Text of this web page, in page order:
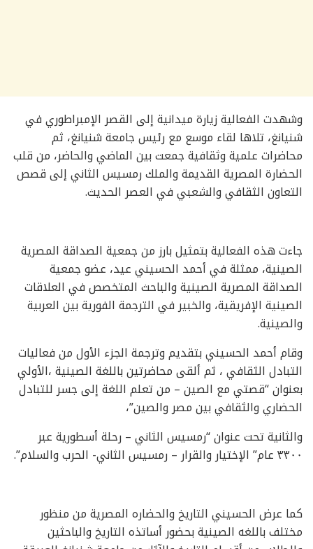
وشهدت الفعالية زيارة ميدانية إلى القصر الإمبراطوري في
شنيانغ، تلاها لقاء موسع مع رئيس جامعة شنيانغ، ثم
محاضرات علمية وثقافية جمعت بين الماضي والحاضر، من قلب
الحضارة المصرية القديمة والملك رمسيس الثاني إلى قصص
التعاون الثقافي والشعبي في العصر الحديث.
جاءت هذه الفعالية بتمثيل بارز من جمعية الصداقة المصرية
الصينية، ممثلة في أحمد الحسيني عيد، عضو جمعية
الصداقة المصرية الصينية والباحث المتخصص في العلاقات
الصينية الإفريقية، والخبير في الترجمة الفورية بين العربية
والصينية.
وقام أحمد الحسيني بتقديم وترجمة الجزء الأول من فعاليات
التبادل الثقافي ، ثم ألقى محاضرتين باللغة الصينية ،الأولي
بعنوان “قصتي مع الصين – من تعلم اللغة إلى جسر للتبادل
الحضاري والثقافي بين مصر والصين”،
والثانية تحت عنوان “رمسيس الثاني – رحلة أسطورية عبر
٣٣٠٠ عام” الإختيار والقرار – رمسيس الثاني- الحرب والسلام”.
كما عرض الحسيني التاريخ والحضاره المصرية من منظور
مختلف باللغه الصينية بحضور أساتذه التاريخ والباحثين